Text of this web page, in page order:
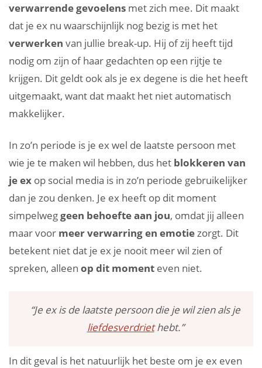
verwarrende gevoelens met zich mee. Dit maakt
dat je ex nu waarschijnlijk nog bezig is met het
verwerken van jullie break-up. Hij of zij heeft tijd
nodig om zijn of haar gedachten op een rijtje te
krijgen. Dit geldt ook als je ex degene is die het heeft
uitgemaakt, want dat maakt het niet automatisch
makkelijker.
In zo’n periode is je ex wel de laatste persoon met
wie je te maken wil hebben, dus het blokkeren van
je ex op social media is in zo’n periode gebruikelijker
dan je zou denken. Je ex heeft op dit moment
simpelweggeen behoefte aan jou, omdat jij alleen
maar voor meer verwarring en emotiezorgt. Dit
betekent niet dat je ex je nooit meer wil zien of
spreken, alleen op dit moment even niet.
“Je ex is de laatste persoon die je wil zien als je
liefdesverdriethebt.”
In dit geval is het natuurlijk het beste om je ex even